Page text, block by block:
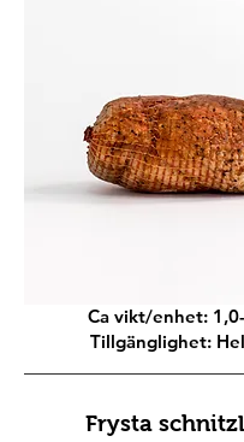
Ca vikt/enhet:
Tillgänglighet:
Frysta